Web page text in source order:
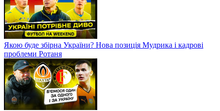
Якою буде збірна України? Нова позиція Мудрика і кадрові
проблеми Ротаня